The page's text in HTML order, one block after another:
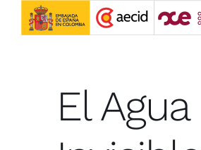
Saltar
El Agua